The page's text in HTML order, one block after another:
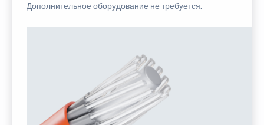
Дополнительное оборудование не требуется.